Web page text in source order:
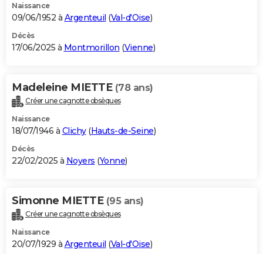
Naissance
09/06/1952 à Argenteuil (Val-d'Oise)
Décès
17/06/2025 à Montmorillon (Vienne)
Madeleine MIETTE (78 ans)
Créer une cagnotte obsèques
Naissance
18/07/1946 à Clichy(Hauts-de-Seine)
Décès
22/02/2025 à Noyers (Yonne)
Simonne MIETTE (95 ans)
Créer une cagnotte obsèques
Naissance
20/07/1929 à Argenteuil (Val-d'Oise)